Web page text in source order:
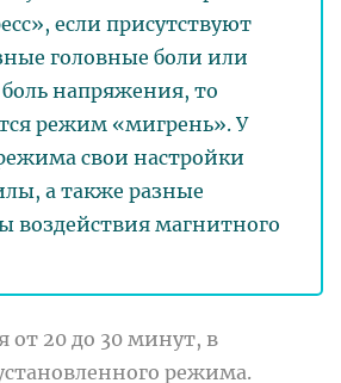
если присутствуют
головные боли или
напряжения, то
режим «мигрень». У
свои настройки
а также разные
воздействия магнитного
от 20 до 30 минут, в
режима.